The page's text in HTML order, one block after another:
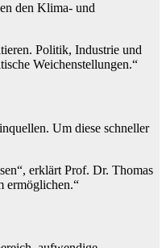
den Klima- und
Politik, Industrie und
Weichenstellungen.“
Um diese schneller
erklärt Prof. Dr. Thomas
ermöglichen.“